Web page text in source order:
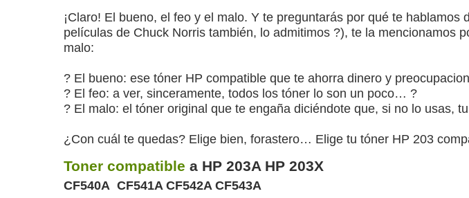
¡Claro! El bueno, el feo y el malo. Y te preguntarás por qué te
películas de Chuck Norris también, lo admitimos ?), te la mencionamos
malo:
? El bueno: ese tóner HP compatible que te ahorra dinero y
? El feo: a ver, sinceramente, todos los tóner lo son un poco… ?
? El malo: el tóner original que te engaña diciéndote que, si no lo usas,
¿Con cuál te quedas? Elige bien, forastero… Elige tu tóner HP 203
Toner compatible a HP 203A HP 203X
CF540A CF541A CF542A CF543A